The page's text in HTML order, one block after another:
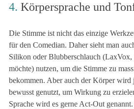
4. Körpersprache und
Die Stimme ist nicht das einzige
für den Comedian. Daher sieht man
Silikon oder Blubberschlauch
möchte) nutzen, um die Stimme zu
bekommen. Aber auch der Körper wird
bewusst genutzt, um Wirkung zu
Sprache wird es gerne Act-Out